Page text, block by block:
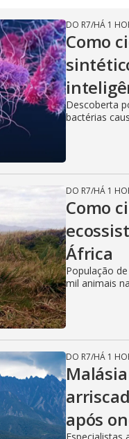
DO R7/HÁ 1
Como
Descoberta
bactérias
DO R7/HÁ 1
Como
África
População
mil animais
DO R7/HÁ 1
após